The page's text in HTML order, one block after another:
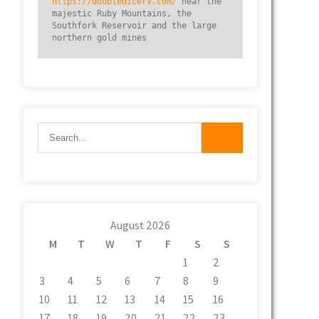
majestic Ruby Mountains, the
Southfork Reservoir and the large
northern gold mines
August 2026
M
T W T F S
S
1
2
3
4 5 6 7 8
9
10
11 12 13 14 15
16